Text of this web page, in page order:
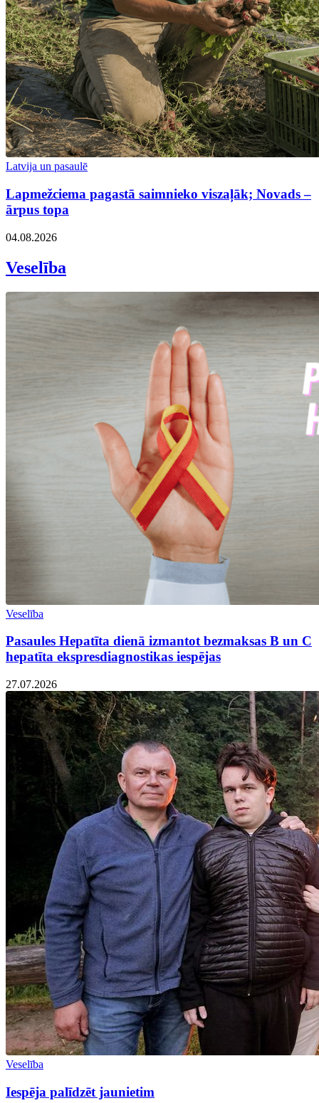
Latvija un pasaulē
Lapmežciema pagastā saimnieko viszaļāk; Novads –
ārpus topa
04.08.2026
Veselība
Veselība
Pasaules Hepatīta dienā izmantot bezmaksas B un C
hepatīta ekspresdiagnostikas iespējas
27.07.2026
Veselība
Iespēja palīdzēt jaunietim